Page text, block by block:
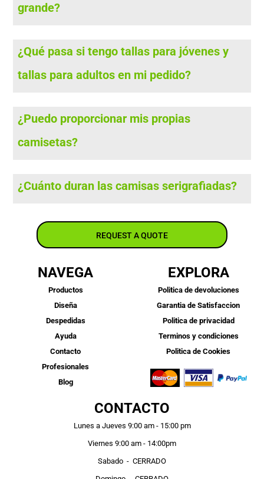
grande?
¿Qué pasa si tengo tallas para jóvenes y
tallas para adultos en mi pedido?
¿Puedo proporcionar mis propias
camisetas?
¿Cuánto duran las camisas serigrafiadas?
REQUEST A QUOTE
NAVEGA
Productos
Diseña
Despedidas
Ayuda
Contacto
Profesionales
Blog
EXPLORA
Politica de devoluciones
Garantia de Satisfaccion
Politica de privacidad
Terminos y condiciones
Politica de Cookies
CONTACTO
Lunes a Jueves 9:00 am - 15:00 pm
Viernes 9:00 am - 14:00pm
Sabado - CERRADO